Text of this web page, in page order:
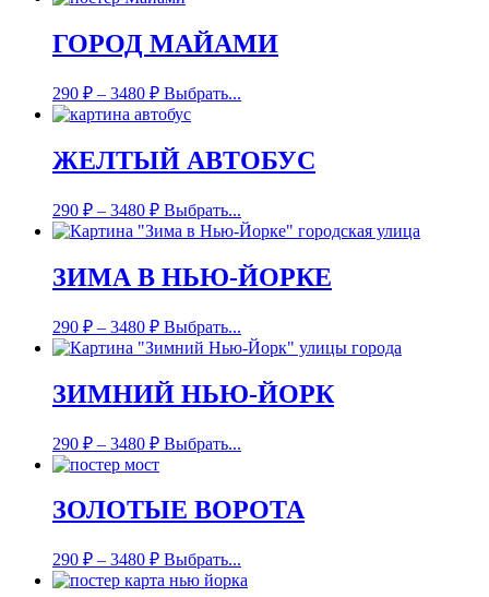
ГОРОД МАЙАМИ
290 ₽ – 3480 ₽ Выбрать...
ЖЕЛТЫЙ АВТОБУС
290 ₽ – 3480 ₽ Выбрать...
ЗИМА В НЬЮ-ЙОРКЕ
290 ₽ – 3480 ₽ Выбрать...
ЗИМНИЙ НЬЮ-ЙОРК
290 ₽ – 3480 ₽ Выбрать...
ЗОЛОТЫЕ ВОРОТА
290 ₽ – 3480 ₽ Выбрать...